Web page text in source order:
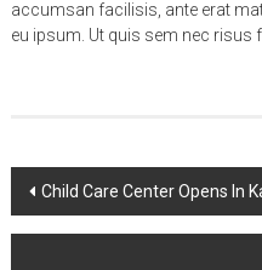
accumsan facilisis, ante erat
eu ipsum. Ut quis sem nec
Navigasi
pos
Child Care Center Opens In